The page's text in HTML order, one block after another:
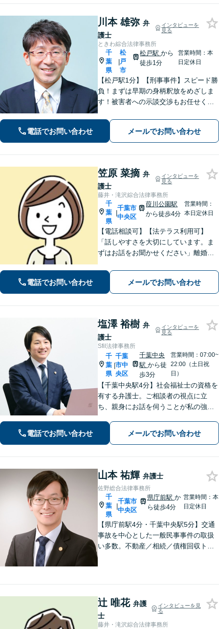
川本 雄弥 弁
護士
インタビューを
見る
ときわ綜合法律事務所
千
葉
県
|
松
戸
市
松戸駅から
徒歩1分
営業時間：本
日定休日
【松戸駅1分】【刑事事件】スピード勝
負！まずは早期の身柄釈放をめざしま
す！被害者への示談交渉もお任せくだ
も」で悩んでいませんか？証拠の集め
方や交渉の進め方には自信がありま
す。調停もお任せください。
電話でお問い合わせ メールでお問い合わせ
笠原 菜摘 弁
護士
インタビューを
見る
藤井・滝沢綜合法律事務所
千
葉
県
|
千葉市
中央区
葭川公園駅
から徒歩4分
営業時間：
本日定休日
【電話相談可】【法テラス利用可】
「話しやすさを大切にしています。ま
ずはお話をお聞かせください」離婚男
件／相続紛争など、幅広いご相談に対
応が可能です。【夜間・休日面談可】
【葭川公園駅5分】
電話でお問い合わせ メールでお問い合わせ
塩澤 裕樹 弁
護士
インタビューを
見る
Sfil法律事務所
千
葉
県
|
千葉
市中
央区
千葉中央
駅から徒
歩3分
営業時間：07:00~
22:00（土日祝
日）
【千葉中央駅4分】社会福祉士の資格を
有する弁護士。ご相談者の視点に立
ち、親身にお話を伺うことが私の強み
だろうか」と迷われている方でも、ま
ずはお気軽にご相談ください【休日・
電話でお問い合わせ メールでお問い合わせ
山本 祐輝 弁護士
佐野総合法律事務所
千
葉
県
|
千葉市
中央区
県庁前駅か
ら徒歩4分
営業時間：本
日定休日
【県庁前駅4分・千葉中央駅5分】交通
事故を中心とした一般民事事件の取扱
い多数。不動産／相続／債権回収トラ
辻 唯花 弁護
士
インタビューを見
る
藤井・滝沢綜合法律事務所